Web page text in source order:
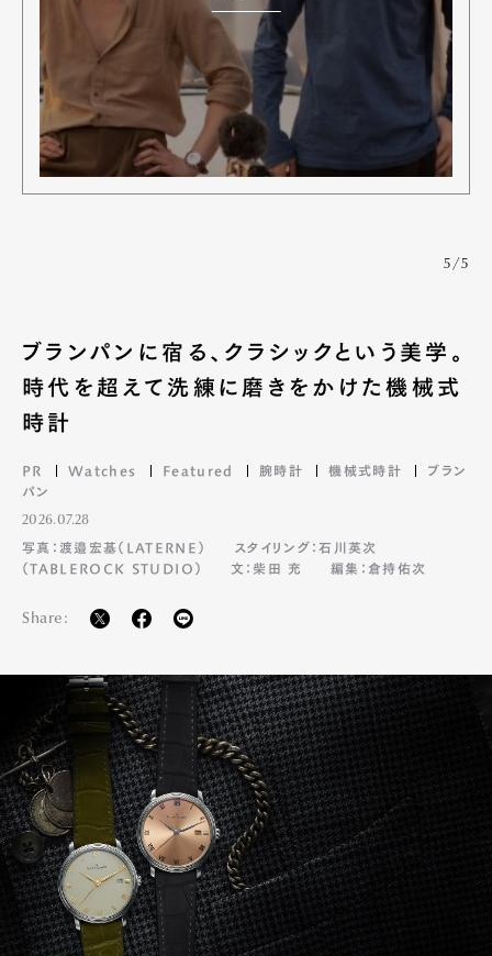
5/5
ブランパンに宿る、クラシックという美学。
時代を超えて洗練に磨きをかけた機械式
時計
PR Watches Featured 腕時計 機械式時計
ブラン
パン
2026.07.28
写真：渡邉宏基（LATERNE）
スタイリング：石川英次
（TABLEROCK STUDIO）
文：柴田 充 編集：倉持佑次
Share: